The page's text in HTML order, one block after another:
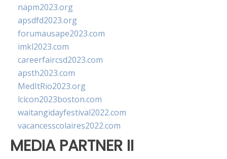
napm2023.org
apsdfd2023.org
forumausape2023.com
imkl2023.com
careerfaircsd2023.com
apsth2023.com
MedItRio2023.org
lcicon2023boston.com
waitangidayfestival2022.com
vacancesscolaires2022.com
MEDIA PARTNER II